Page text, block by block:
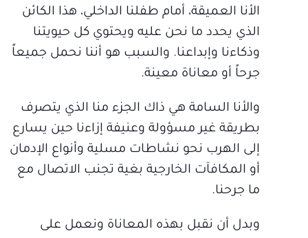
الأنا العميقة، أمام طفلنا الداخلي، هذا الكائن
الذي يحدد ما نحن عليه ويحتوي كل حيويتنا
وذكاءنا وإبداعنا. والسبب هو أننا نحمل جميعاً
جرحاً أو معاناة معينة.
والأنا السامة هي ذاك الجزء منا الذي يتصرف
بطريقة غير مسؤولة وعنيفة إزاءنا حين يسارع
إلى الهرب نحو نشاطات مسلية وأنواع الإدمان
أو المكافآت الخارجية بغية تجنب الاتصال مع
ما جرحنا.
وبدل أن نقبل بهذه المعاناة ونعمل على